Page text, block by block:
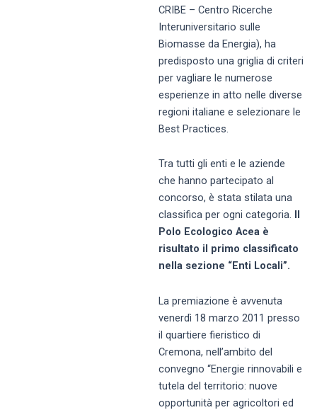
CRIBE – Centro Ricerche
Interuniversitario sulle
Biomasse da Energia), ha
predisposto una griglia di criteri
per vagliare le numerose
esperienze in atto nelle diverse
regioni italiane e selezionare le
Best Practices.
Tra tutti gli enti e le aziende
che hanno partecipato al
concorso, è stata stilata una
classifica per ogni categoria. Il
Polo Ecologico Acea è
risultato il primo classificato
nella sezione “Enti Locali”.
La premiazione è avvenuta
venerdì 18 marzo 2011 presso
il quartiere fieristico di
Cremona, nell’ambito del
convegno “Energie rinnovabili e
tutela del territorio: nuove
opportunità per agricoltori ed